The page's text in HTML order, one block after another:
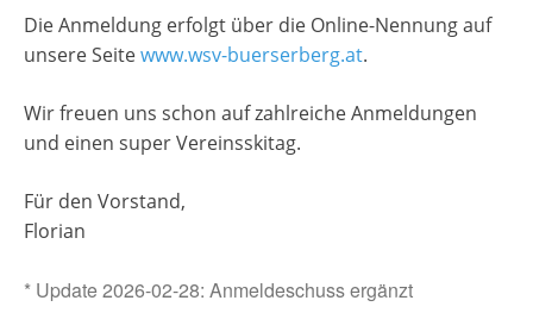
Die Anmeldung erfolgt über die Online-Nennung auf
unsere Seitewww.wsv-buerserberg.at.
Wir freuen uns schon auf zahlreiche Anmeldungen
und einen super Vereinsskitag.
Für den Vorstand,
Florian
* Update 2026-02-28: Anmeldeschuss ergänzt